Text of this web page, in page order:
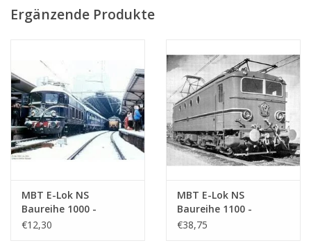
Ergänzende Produkte
MBT E-Lok NS
Baureihe 1000 -
Bauzeichnung
€12,30
MBT E-Lok NS
Baureihe 1100 -
Bauzeichnung
€38,75